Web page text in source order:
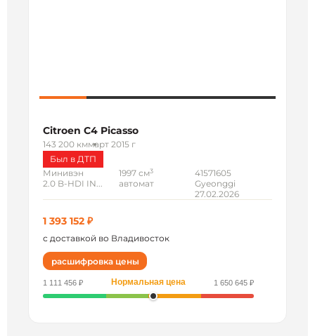
Citroen C4 Picasso
143 200 кммарт 2015 г
Был в ДТП
Минивэн
2.0 B-HDI IN...
1997 см3
автомат
41571605
Gyeonggi
27.02.2026
1 393 152 ₽
с доставкой во Владивосток
расшифровка цены
1 111 456 ₽ Нормальная цена 1 650 645 ₽